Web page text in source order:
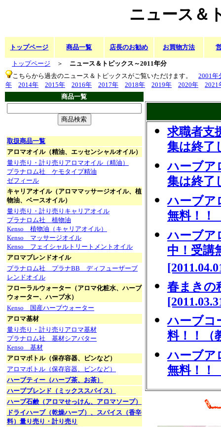
ニュース＆
トップページ 商品一覧 店長のお勧め お買物方法
トップページ ＞ ニュース＆トピックス～2011年分
こちらから過去のニュース＆トピックスがご覧いただけます。 2001年
年
2014年 2015年 2016年 2017年 2018年 2019年 2020年
2021
商品一覧
求職者
集は終了
ハーブア
集は終了
ハーブア
無料！！
ハーブア
中！受講
春まきの
ハーブコ
料！！（
ハーブア
無料！！
取扱商品一覧
アロマオイル（精油、エッセンシャルオイル）
量り売り・計り売りアロマオイル（精油）
プラナロム社 ケモタイプ精油
ゼフィール
キャリアオイル（アロママッサージオイル、植
物油、ベースオイル）
量り売り・計り売りキャリアオイル
プラナロム社 植物油
Kenso 植物油（キャリアオイル）
Kenso マッサージオイル
Kenso フェイシャルトリートメントオイル
アロマブレンドオイル
プラナロム社 プラナBB ディフューザーブ
レンドオイル
フローラルウォーター（アロマ化粧水、ハーブ
ウォーター、ハーブ水）
Kenso 国産ハーブウォーター
アロマ基材
量り売り・計り売りアロマ基材
プラナロム社 基材シアバター
Kenso 基材
アロマボトル（保存容器、ビンなど）
アロマボトル（保存容器、ビンなど）
ハーブティー（ハーブ茶、お茶）
ハーブブレンド（ミックススパイス）
ハーブ石鹸（アロマせっけん、アロマソープ）
ドライハーブ（乾燥ハーブ）、スパイス（香辛
料）量り売り・計り売り